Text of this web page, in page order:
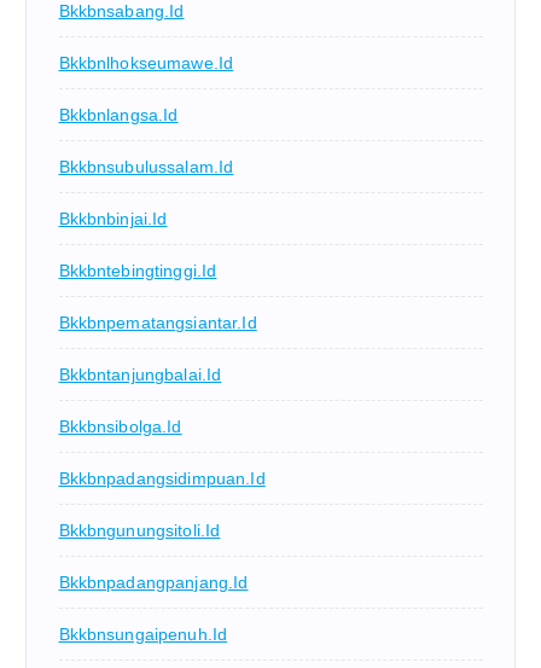
Bkkbnsabang.id
Bkkbnlhokseumawe.id
Bkkbnlangsa.id
Bkkbnsubulussalam.id
Bkkbnbinjai.id
Bkkbntebingtinggi.id
Bkkbnpematangsiantar.id
Bkkbntanjungbalai.id
Bkkbnsibolga.id
Bkkbnpadangsidimpuan.id
Bkkbngunungsitoli.id
Bkkbnpadangpanjang.id
Bkkbnsungaipenuh.id